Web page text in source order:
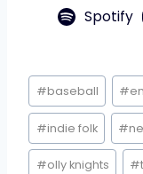
Spotify
Etiquetas
de
la
entrada:
#baseball #
#indie folk #
#olly knights #